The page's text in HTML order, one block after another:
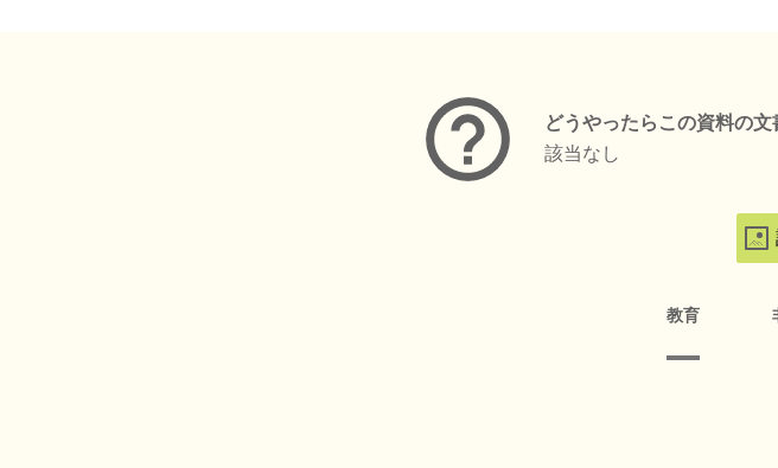
どうやったらこの資料の文
該当なし
教育